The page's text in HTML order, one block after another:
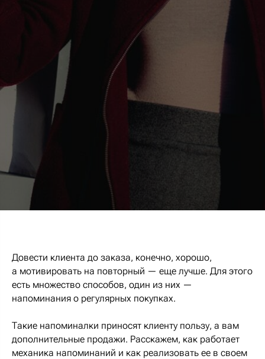
Довести клиента до заказа, конечно, хорошо,
а мотивировать на повторный — еще лучше. Для этого
есть множество способов, один из них —
напоминания о регулярных покупках.
Такие напоминалки приносят клиенту пользу, а вам
дополнительные продажи. Расскажем, как работает
механика напоминаний и как реализовать ее в своем